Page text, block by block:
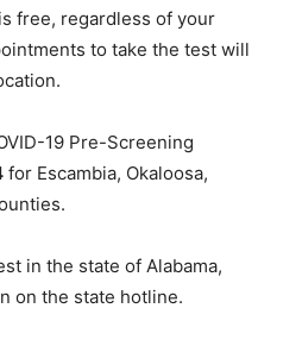
free, regardless of your
to take the test will
19 Pre-Screening
for Escambia, Okaloosa,
in the state of Alabama,
on the state hotline.